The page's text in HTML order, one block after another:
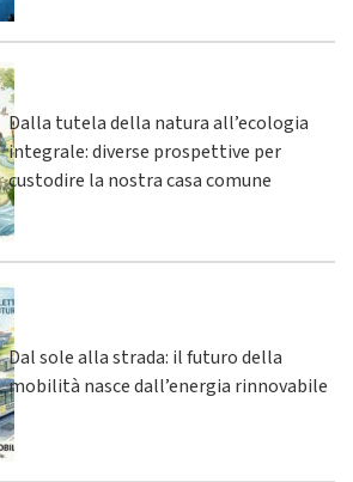
Dalla tutela della natura all’ecologia
integrale: diverse prospettive per
custodire la nostra casa comune
Dal sole alla strada: il futuro della
mobilità nasce dall’energia rinnovabile